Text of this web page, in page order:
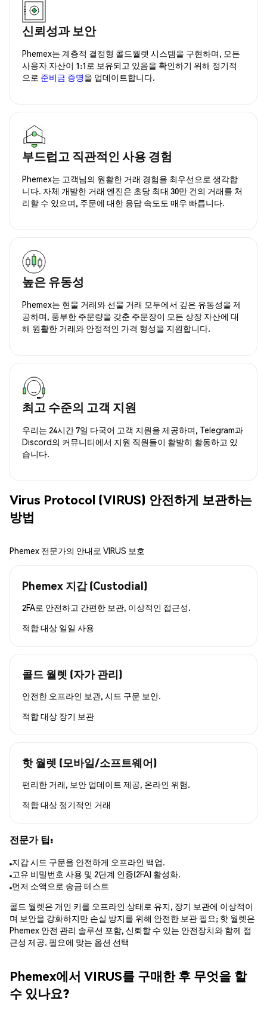
신뢰성과 보안
Phemex는 계층적 결정형 콜드월렛 시스템을 구현하며, 모든
사용자 자산이 1:1로 보유되고 있음을 확인하기 위해 정기적
으로 준비금 증명을 업데이트합니다.
부드럽고 직관적인 사용 경험
Phemex는 고객님의 원활한 거래 경험을 최우선으로 생각합
니다. 자체 개발한 거래 엔진은 초당 최대 30만 건의 거래를 처
리할 수 있으며, 주문에 대한 응답 속도도 매우 빠릅니다.
높은 유동성
Phemex는 현물 거래와 선물 거래 모두에서 깊은 유동성을 제
공하며, 풍부한 주문량을 갖춘 주문장이 모든 상장 자산에 대
해 원활한 거래와 안정적인 가격 형성을 지원합니다.
최고 수준의 고객 지원
우리는 24시간 7일 다국어 고객 지원을 제공하며, Telegram과
Discord의 커뮤니티에서 지원 직원들이 활발히 활동하고 있
습니다.
Virus Protocol (VIRUS) 안전하게 보관하는
방법
Phemex 전문가의 안내로 VIRUS 보호
Phemex 지갑 (Custodial)
2FA로 안전하고 간편한 보관, 이상적인 접근성.
적합 대상 일일 사용
콜드 월렛 (자가 관리)
안전한 오프라인 보관, 시드 구문 보안.
적합 대상 장기 보관
핫 월렛 (모바일/소프트웨어)
편리한 거래, 보안 업데이트 제공, 온라인 위험.
적합 대상 정기적인 거래
전문가 팁:
지갑 시드 구문을 안전하게 오프라인 백업.
고유 비밀번호 사용 및 2단계 인증(2FA) 활성화.
먼저 소액으로 송금 테스트
콜드 월렛은 개인 키를 오프라인 상태로 유지, 장기 보관에 이상적이
며 보안을 강화하지만 손실 방지를 위해 안전한 보관 필요; 핫 월렛은
Phemex 안전 관리 솔루션 포함, 신뢰할 수 있는 안전장치와 함께 접
근성 제공. 필요에 맞는 옵션 선택
Phemex에서 VIRUS를 구매한 후 무엇을 할
수 있나요?